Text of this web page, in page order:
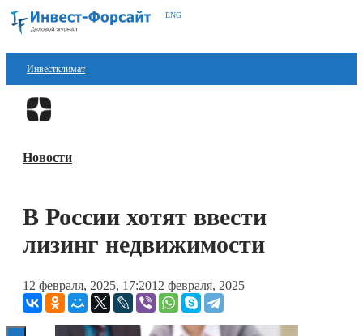
ENG
Инвестклимат
Финансы
Блокчейн
Книги
Новости
В России хотят ввести
лизинг недвижимости
12 февраля, 2025, 17:2012 февраля, 2025